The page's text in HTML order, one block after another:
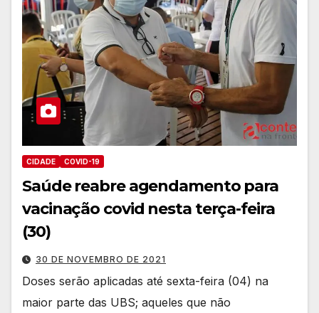
CIDADE COVID-19
Saúde reabre agendamento para
vacinação covid nesta terça-feira
(30)
30 DE NOVEMBRO DE 2021
Doses serão aplicadas até sexta-feira (04) na
maior parte das UBS; aqueles que não